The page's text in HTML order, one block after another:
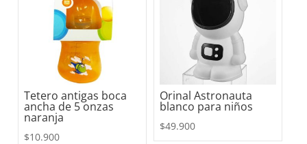
Tetero antigas boca
ancha de 5 onzas
naranja
$10.900
Orinal Astronauta
blanco para niños
$49.900